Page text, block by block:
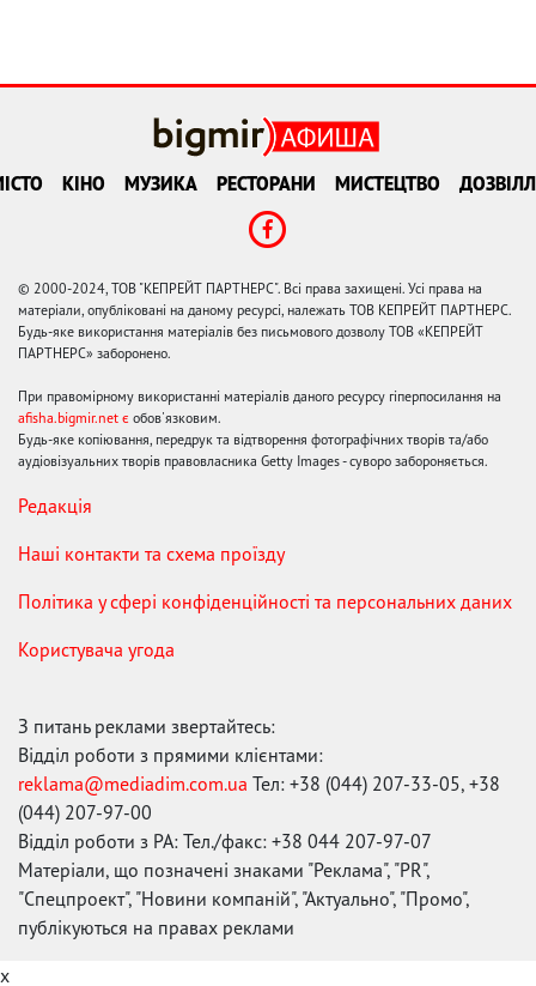
КІНО МУЗИКА РЕСТОРАНИ МИСТЕЦТВО
© 2000-2024, ТОВ "КЕПРЕЙТ ПАРТНЕРС". Всі права захищені. Усі права на
матеріали, опубліковані на даному ресурсі, належать ТОВ КЕПРЕЙТ ПАРТНЕРС.
Будь-яке використання матеріалів без письмового дозволу ТОВ «КЕПРЕЙТ
ПАРТНЕРС» заборонено.
При правомірному використанні матеріалів даного ресурсу гіперпосилання на
afisha.bigmir.net є обов'язковим.
Будь-яке копіювання, передрук та відтворення фотографічних творів та/або
аудіовізуальних творів правовласника Getty Images - суворо забороняється.
Редакція
Наші контакти та схема проїзду
Політика у сфері конфіденційності та персональних даних
Користувача угода
З питань реклами звертайтесь:
Відділ роботи з прямими клієнтами:
reklama@mediadim.com.ua Тел: +38 (044) 207-33-05, +38
(044) 207-97-00
Відділ роботи з РА: Тел./факс: +38 044 207-97-07
Матеріали, що позначені знаками "Реклама", "PR",
"Спецпроект", "Новини компаній", "Актуально", "Промо",
публікуються на правах реклами
x